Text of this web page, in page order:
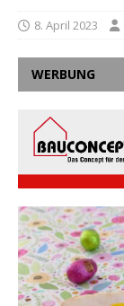
8. April 2023
WERBUNG